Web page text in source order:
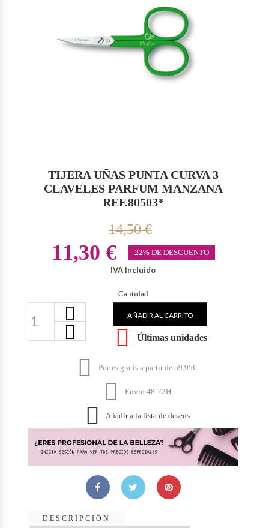
TIJERA UÑAS PUNTA CURVA 3
CLAVELES PARFUM MANZANA
REF.80503*
14,50 €
11,30 € 22% DE DESCUENTO
IVA Incluido
Cantidad
AÑADIR AL CARRITO
 Últimas unidades
 Portes gratis a partir de 59.95€
 Envío 48-72H
 Añadir a la lista de deseos
DESCRIPCIÓN